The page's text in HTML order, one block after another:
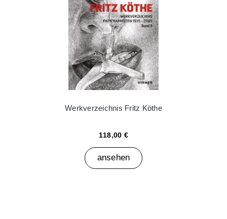
Werkverzeichnis Fritz Köthe
118,00 €
ansehen